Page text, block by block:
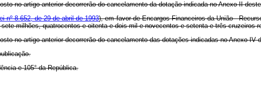
no artigo anterior decorrerão do cancelamento da dotação indicada no Anexo II
nº 8.652, de 29 de abril de 1993), em favor de Encargos Financeiros da União -
milhões, quatrocentos e oitenta e dois mil e novecentos e setenta e três cruzeiros
no artigo anterior decorrerão do cancelamento das dotações indicadas no Anexo IV
e 105° da República.